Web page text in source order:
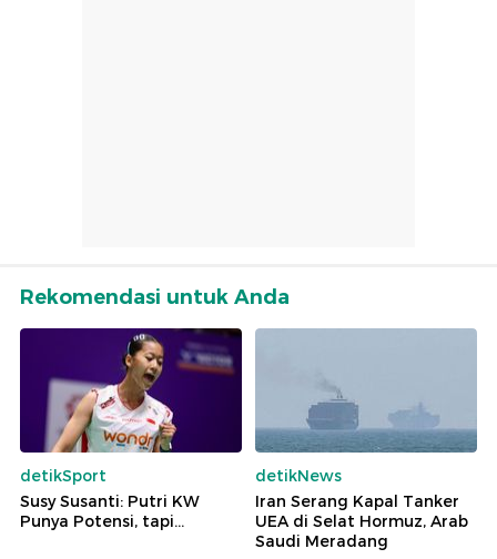
Rekomendasi untuk Anda
detikSport
Susy Susanti: Putri KW
Punya Potensi, tapi...
detikNews
Iran Serang Kapal Tanker
UEA di Selat Hormuz, Arab
Saudi Meradang